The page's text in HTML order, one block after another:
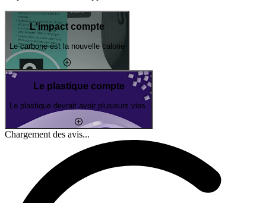
L'impact compte
Le carbone est la nouvelle calorie
Le plastique compte
Le plastique devrait avoir plusieurs vies.
Chargement des avis...